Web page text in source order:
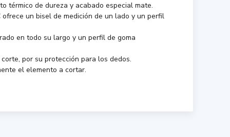
térmico de dureza y acabado especial mate.
un bisel de medición de un lado y un perfil
en todo su largo y un perfil de goma
por su protección para los dedos.
el elemento a cortar.